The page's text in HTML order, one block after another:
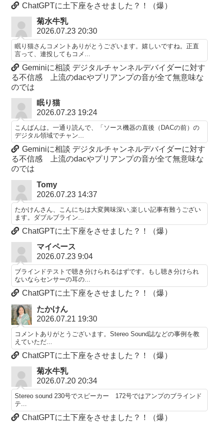
ChatGPTに土下座をさせました？！（爆）
菊水牛乳
2026.07.23 20:30
眠り猫さんコメントありがとうございます。嬉しいですね。正直
言って、連投してもコメ...
Geminiに相談 デジタルチャンネルデバイダーに対す
る不信感 上流のdacやプリアンプの音が全て無意味な
のでは
眠り猫
2026.07.23 19:24
こんばんは。一通り読んで、「ソース機器の直後（DACの前）の
デジタル領域でチャン...
Geminiに相談 デジタルチャンネルデバイダーに対す
る不信感 上流のdacやプリアンプの音が全て無意味な
のでは
Tomy
2026.07.23 14:37
たかけんさん、こんにちは大変興味深い,楽しい記事有難うござい
ます。ダブルブライン...
ChatGPTに土下座をさせました？！（爆）
マイペース
2026.07.23 9:04
ブラインドテストで聴き分けられるはずです。もし聴き分けられ
ないならセンサーの耳の...
ChatGPTに土下座をさせました？！（爆）
たかけん
2026.07.21 19:30
コメントありがとうございます。Stereo Sound誌などの事例を教
えていただ...
ChatGPTに土下座をさせました？！（爆）
菊水牛乳
2026.07.20 20:34
Stereo sound 230号でスピーカー 172号ではアンプのブラインド
テ...
ChatGPTに土下座をさせました？！（爆）